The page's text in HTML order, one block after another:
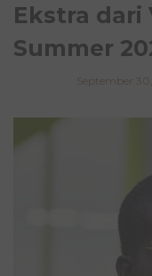
Ekstra dari
Summer
September 30,